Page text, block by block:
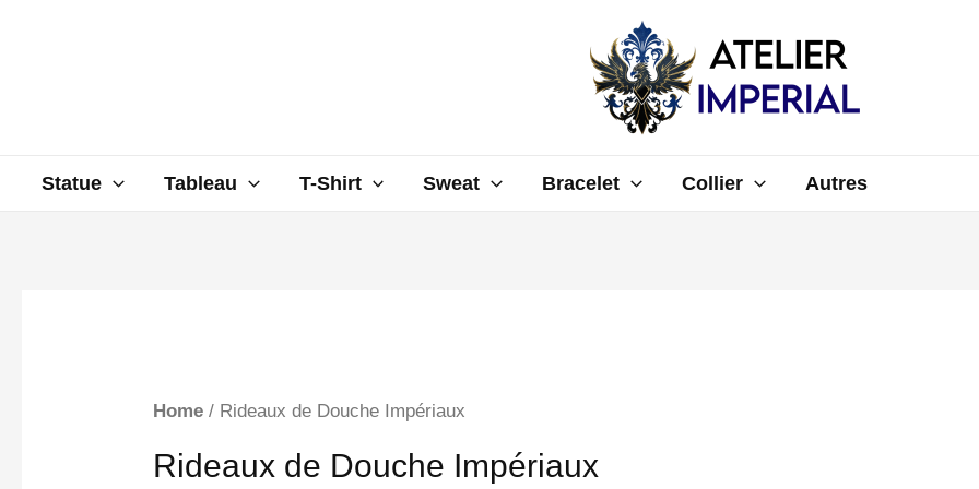
Statue Tableau T-Shirt Sweat Bracelet Collier Autres
Home / Rideaux de Douche Impériaux
Rideaux de Douche Impériaux